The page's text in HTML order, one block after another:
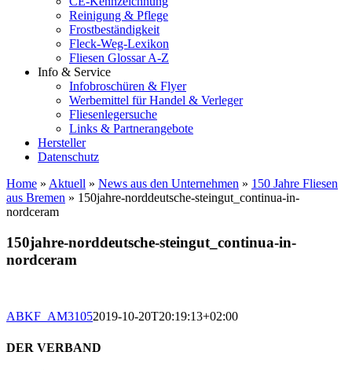
Reinigung & Pflege
Frostbeständigkeit
Fleck-Weg-Lexikon
Fliesen Glossar A-Z
Info & Service
Infobroschüren & Flyer
Werbemittel für Handel & Verleger
Fliesenlegersuche
Links & Partnerangebote
Hersteller
Datenschutz
Home » Aktuell » News aus den Unternehmen » 150 Jahre Fliesen
aus Bremen » 150jahre-norddeutsche-steingut_continua-in-
nordceram
150jahre-norddeutsche-steingut_continua-in-
nordceram
ABKF_AM31052019-10-20T20:19:13+02:00
DER VERBAND